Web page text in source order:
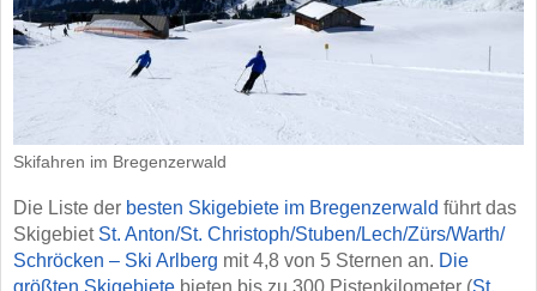
Skifahren im Bregenzerwald
Die Liste der besten Skigebiete im Bregenzerwald führt das
Skigebiet St. Anton/​St. Christoph/​Stuben/​Lech/​Zürs/​Warth/​
Schröcken – Ski Arlberg mit 4,8 von 5 Sternen an. Die
größten Skigebiete bieten bis zu 300 Pistenkilometer (St.